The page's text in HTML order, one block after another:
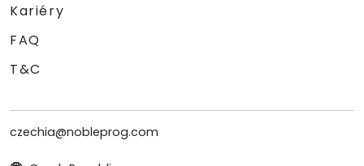
Kariéry
FAQ
T&C
czechia@nobleprog.com